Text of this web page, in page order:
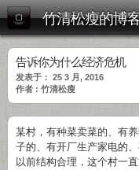
竹清松瘦的博
告诉你为什么经济危机
发表于： 25 3 月, 2016
作者 : 竹清松瘦
某村，有种菜卖菜的、有
子的、有开厂生产家电的、
以前结构合理，这个村一